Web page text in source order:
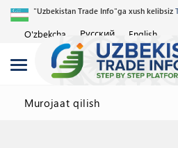
"Uzbekistan Trade Info"ga xush kelibsiz
O'zbekcha Русский English
Murojaat qilish